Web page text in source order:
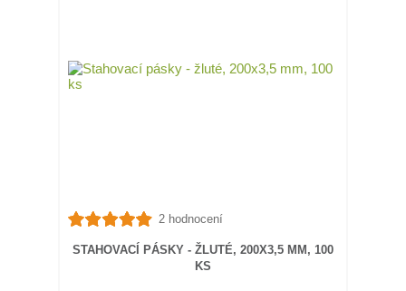
2 hodnocení
STAHOVACÍ PÁSKY - ŽLUTÉ, 200X3,5 MM, 100
KS